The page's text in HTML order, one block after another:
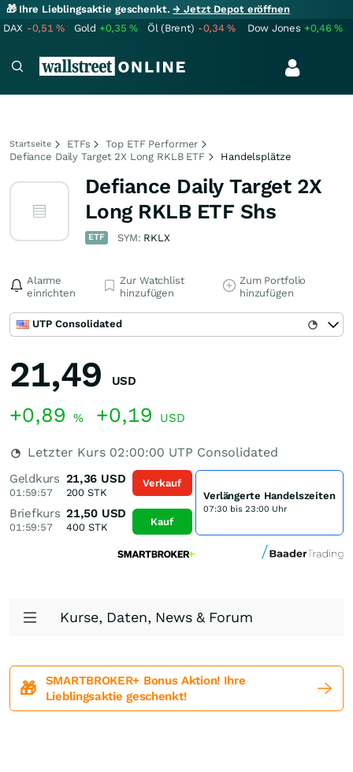
🎁 Ihre Lieblingsaktie geschenkt.→ Jetzt Depot eröffnen
DAX -0,51% Gold +0,35% Öl (Brent) -0,34% Dow Jones +0,46%
Startseite ETFs
Top ETF Performer
Defiance Daily Target 2X Long RKLB ETF
Handelsplätze
Defiance Daily Target 2X
Long RKLB ETF Shs
ETF SYM: RKLX
Alarme
einrichten
Zur Watchlist
hinzufügen
Zum Portfolio
hinzufügen
UTP Consolidated
21,49 USD
+0,89 % +0,19 USD
Letzter Kurs 02:00:00 UTP Consolidated
Geldkurs
01:59:57
21,36 USD
200 STK
Briefkurs
01:59:57
21,50 USD
400STK
Verkauf
Kauf
Verlängerte Handelszeiten
07:30 bis 23:00 Uhr
Kurse, Daten, News & Forum
🎁
SMARTBROKER+ Bonus Aktion! Ihre
Lieblingsaktie geschenkt!